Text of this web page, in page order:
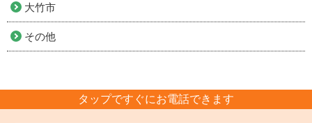
大竹市
その他
タップですぐにお電話できます